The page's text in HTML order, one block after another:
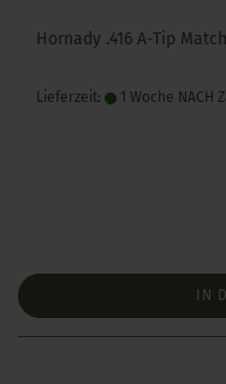
Hornady .416 A-Tip
Lieferzeit: 1 Woche NACH
IN